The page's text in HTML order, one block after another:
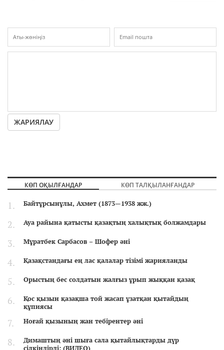
ЖАРИЯЛАУ
КӨП ОҚЫЛҒАНДАР КӨП ТАЛҚЫЛАНҒАНДАР
Байтұрсынұлы, Ахмет (1873—1938 жж.)
Ауа райына қатысты қазақтың халықтық болжамдары
Мұратбек Сарбасов – Шофер әні
Қазақстандағы ең лас қалалар тізімі жарияланды
Орыстың бес солдатын жалғыз ұрып жыққан қазақ
Қос қызын қазақша той жасап ұзатқан қытайдың
құпиясы
Ноғай қызының жан тебірентер әні
Димаштың әні шыға сала қытайлықтарды дүр
сілкіндірді: (ВИДЕО)